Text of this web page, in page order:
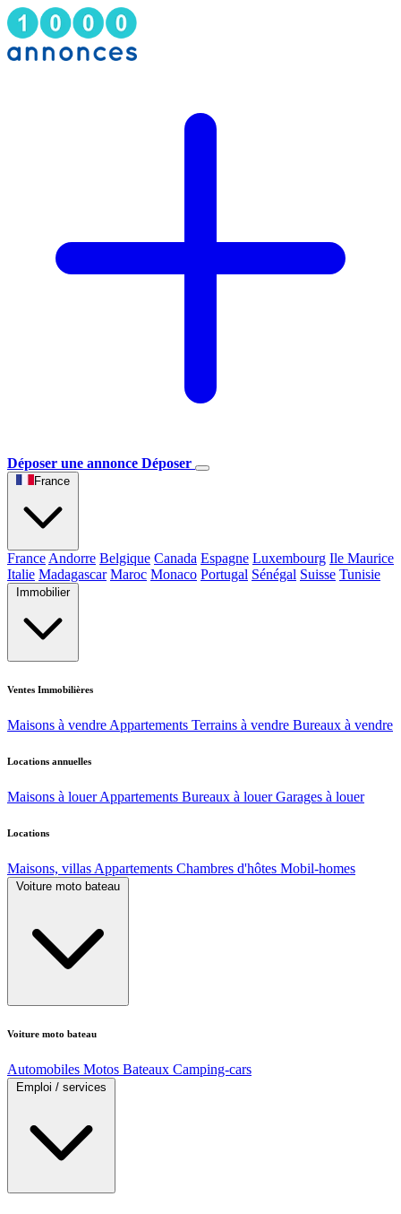
Déposer une annonce Déposer
France
France Andorre Belgique Canada Espagne Luxembourg Ile Maurice
Italie Madagascar Maroc Monaco Portugal Sénégal Suisse Tunisie
Immobilier
Ventes Immobilières
Maisons à vendre Appartements Terrains à vendre Bureaux à vendre
Locations annuelles
Maisons à louer Appartements Bureaux à louer Garages à louer
Locations
Maisons, villas Appartements Chambres d'hôtes Mobil-homes
Voiture moto bateau
Voiture moto bateau
Automobiles Motos Bateaux Camping-cars
Emploi / services